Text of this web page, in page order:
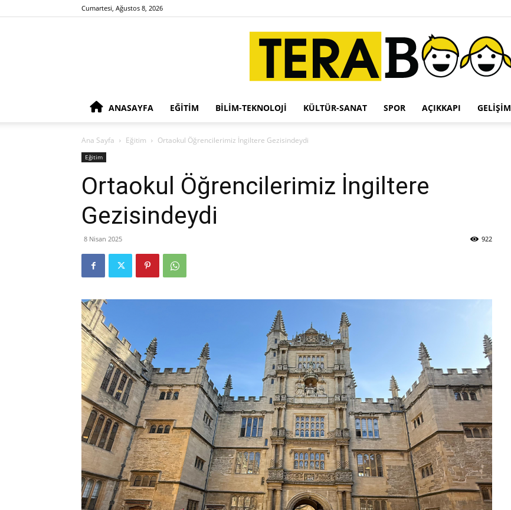
Cumartesi, Ağustos 8, 2026
ANASAYFA EĞITIM BILIM-TEKNOLOJI KÜLTÜR-SANAT SPOR AÇIKKAPI GELIŞIM
Ana Sayfa Eğitim Ortaokul Öğrencilerimiz İngiltere Gezisindeydi
Eğitim
Ortaokul Öğrencilerimiz İngiltere
Gezisindeydi
8 Nisan 2025 922